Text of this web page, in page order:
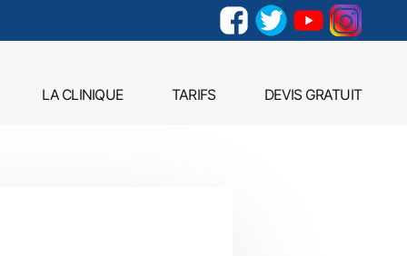
LA CLINIQUE TARIFS DEVIS GRATUIT